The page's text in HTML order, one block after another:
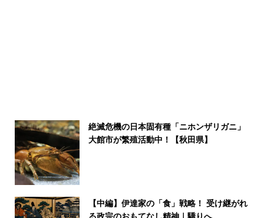
絶滅危機の日本固有種「ニホンザリガニ」
大館市が繁殖活動中！【秋田県】
【中編】伊達家の「食」戦略！ 受け継がれ
る政宗のおもてなし精神｜驕りへ...